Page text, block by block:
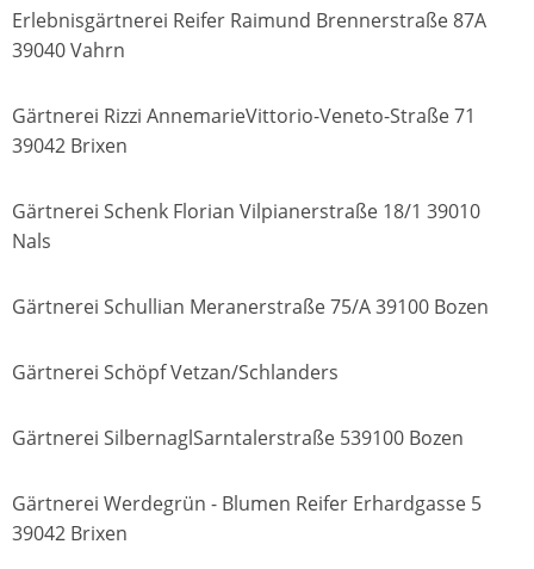
Erlebnisgärtnerei Reifer Raimund Brennerstraße 87A
39040 Vahrn
Gärtnerei Rizzi AnnemarieVittorio-Veneto-Straße 71
39042 Brixen
Gärtnerei Schenk Florian Vilpianerstraße 18/1 39010
Nals
Gärtnerei Schullian Meranerstraße 75/A 39100 Bozen
Gärtnerei Schöpf Vetzan/Schlanders
Gärtnerei SilbernaglSarntalerstraße 539100 Bozen
Gärtnerei Werdegrün - Blumen Reifer Erhardgasse 5
39042 Brixen